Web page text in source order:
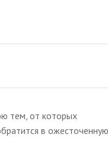
тем, от которых
в ожесточенную